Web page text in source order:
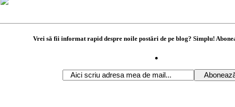
Vrei să fii informat rapid despre noile postări de pe blog? Simplu!